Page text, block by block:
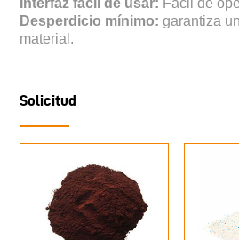
Desperdicio mínimo: garantiza
material.
Solicitud